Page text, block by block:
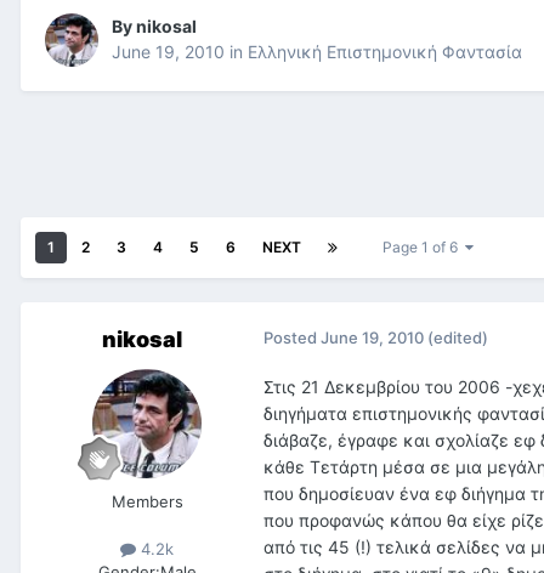
Bynikosal
June 19, 2010 in Ελληνική Επιστημονική Φαντασία
1 2 3 4 5 6 NEXT Page 1 of 6
nikosal
Members
4.2k
Posted June 19, 2010 (edited)
Στις 21 Δεκεμβρίου του 2006 -
διηγήματα επιστημονικής
διάβαζε, έγραφε και σχολίαζε εφ
κάθε Τετάρτη μέσα σε μια
που δημοσίευαν ένα εφ διήγημα
που προφανώς κάπου θα είχε
από τις 45 (!) τελικά σελίδες να